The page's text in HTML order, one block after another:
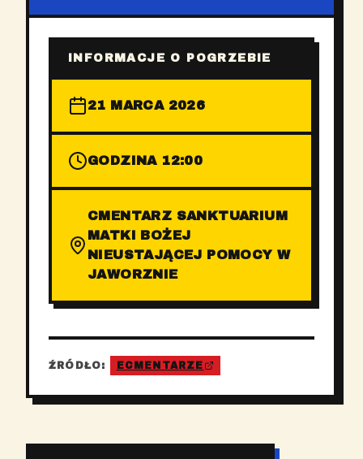
INFORMACJE O POGRZEBIE
21 MARCA 2026
GODZINA 12:00
CMENTARZ SANKTUARIUM
MATKI BOŻEJ
NIEUSTAJĄCEJ POMOCY W
JAWORZNIE
ŹRÓDŁO: ECMENTARZE